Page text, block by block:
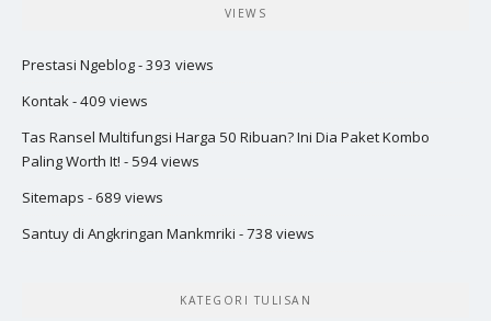
VIEWS
Prestasi Ngeblog- 393 views
Kontak- 409 views
Tas Ransel Multifungsi Harga 50 Ribuan? Ini Dia Paket Kombo
Paling Worth It! - 594 views
Sitemaps - 689 views
Santuy di Angkringan Mankmriki - 738 views
KATEGORI TULISAN